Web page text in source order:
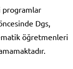
programlar
Dgs,
öğretmenleri